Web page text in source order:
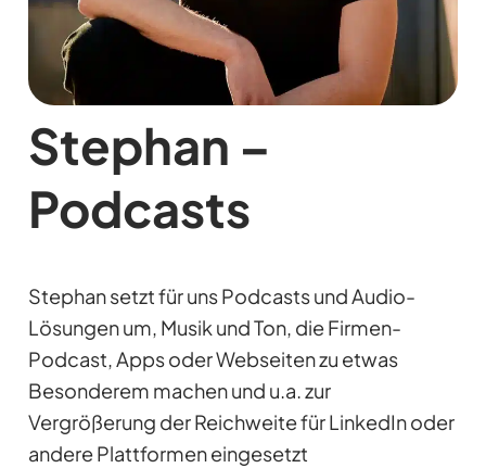
Stephan –
Podcasts
Stephan setzt für uns Podcasts und Audio-
Lösungen um, Musik und Ton, die Firmen-
Podcast, Apps oder Webseiten zu etwas
Besonderem machen und u.a. zur
Vergrößerung der Reichweite für LinkedIn oder
andere Plattformen eingesetzt